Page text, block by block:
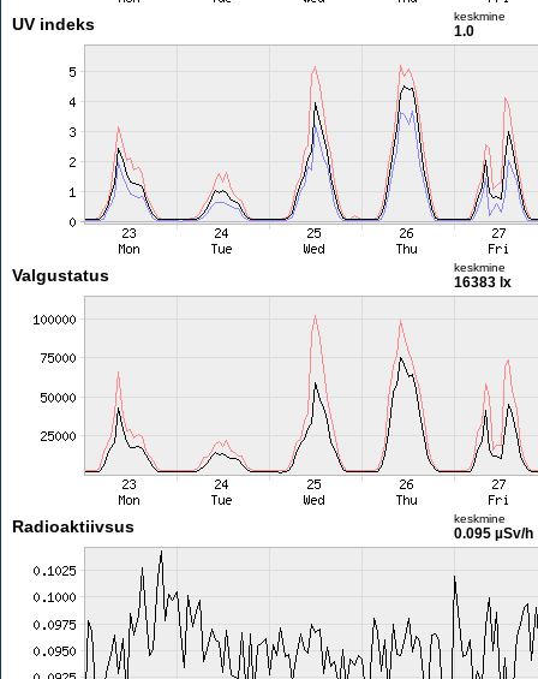
UV indeks keskmine
1.0
Valgustatus keskmine
16383 lx
Radioaktiivsus keskmine
0.095 µSv/h